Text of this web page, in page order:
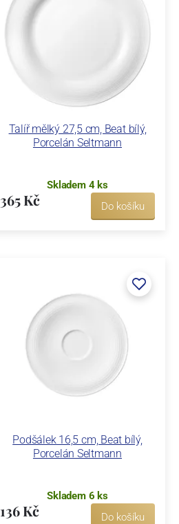
Talíř mělký 27,5 cm, Beat bílý,
Porcelán Seltmann
Skladem 4 ks
365 Kč Do košíku
Podšálek 16,5 cm, Beat bílý,
Porcelán Seltmann
Skladem 6 ks
136 Kč Do košíku